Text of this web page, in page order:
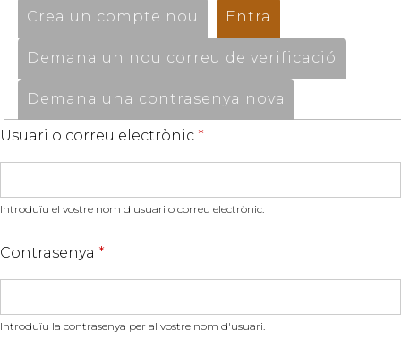
Crea un compte nou Entra
Demana un nou correu de verificació
Demana una contrasenya nova
Usuari o correu electrònic *
Introduïu el vostre nom d'usuari o correu electrònic.
Contrasenya *
Introduïu la contrasenya per al vostre nom d'usuari.